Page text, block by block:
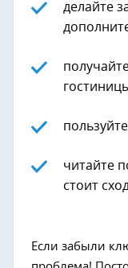
делайте
читайте
стоит
Если забыли